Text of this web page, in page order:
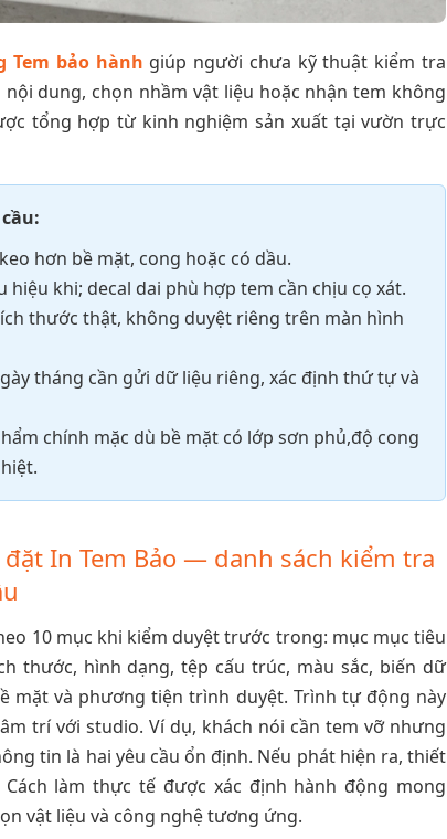
Tem bảo hành giúp người chưa kỹ thuật kiểm tra
dung, chọn nhầm vật liệu hoặc nhận tem không
tổng hợp từ kinh nghiệm sản xuất tại vườn trực
hơn bề mặt, cong hoặc có dầu.
hiệu khi; decal dai phù hợp tem cần chịu cọ xát.
thước thật, không duyệt riêng trên màn hình
tháng cần gửi dữ liệu riêng, xác định thứ tự và
chính mặc dù bề mặt có lớp sơn phủ,độ cong
In Tem Bảo — danh sách kiểm tra
10 mục khi kiểm duyệt trước trong: mục mục tiêu
thước, hình dạng, tệp cấu trúc, màu sắc, biến dữ
mặt và phương tiện trình duyệt. Trình tự động này
trí với studio. Ví dụ, khách nói cần tem vỡ nhưng
tin là hai yêu cầu ổn định. Nếu phát hiện ra, thiết
làm thực tế được xác định hành động mong
vật liệu và công nghệ tương ứng.